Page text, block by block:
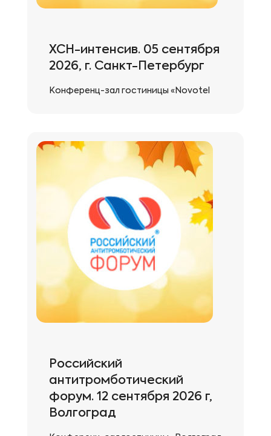
ХСН-интенсив. 05 сентября
2026, г. Санкт-Петербург
Конференц-зал гостиницы «Novotel
Российский
антитромботический
форум. 12 сентября 2026 г,
Волгоград